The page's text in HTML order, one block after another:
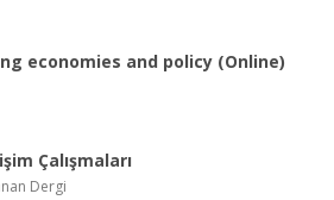
economies and policy (Online)
Çalışmaları
Dergi